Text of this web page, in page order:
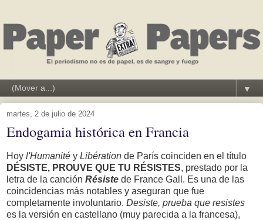
▼
martes, 2 de julio de 2024
Endogamia histórica en Francia
Hoy l'Humanité y Libération de París coinciden en el título
DÉSISTE, PROUVE QUE TU RÉSISTES, prestado por la
letra de la canción Résiste de France Gall. Es una de las
coincidencias más notables y aseguran que fue
completamente involuntario. Desiste, prueba que resistes
es la versión en castellano (muy parecida a la francesa),